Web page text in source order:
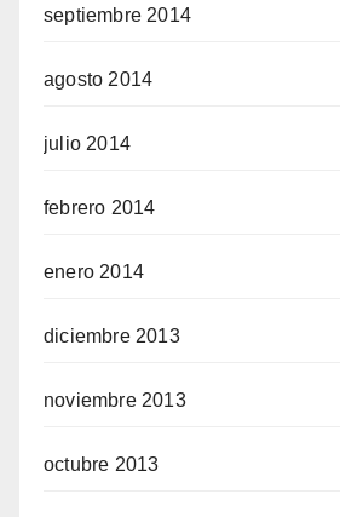
septiembre 2014
agosto 2014
julio 2014
febrero 2014
enero 2014
diciembre 2013
noviembre 2013
octubre 2013